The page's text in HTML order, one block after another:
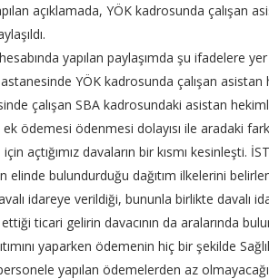
açıklamada, YÖK kadrosunda çalışan
yapılan paylaşımda şu ifadelere
YÖK kadrosunda çalışan
çalışan SBA kadrosundaki asistan
ödemesi ödenmesi dolayısı ile aradaki
açtığımız davaların bir kısmı kesinleşti.
elinde bulundurduğu dağıtım ilkelerini
idareye verildiği, bununla birlikte davalı
ticari gelirin davacının da aralarında
yaparken ödemenin hiç bir şekilde
yapılan ödemelerden az